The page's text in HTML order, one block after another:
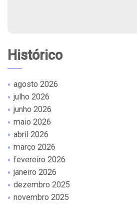
Histórico
agosto 2026
julho 2026
junho 2026
maio 2026
abril 2026
março 2026
fevereiro 2026
janeiro 2026
dezembro 2025
novembro 2025